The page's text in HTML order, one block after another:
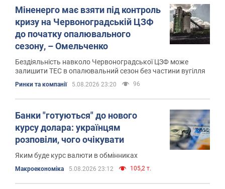
Міненерго має взяти під контроль
кризу на Червоноградській ЦЗФ
до початку опалювального
сезону, – Омельченко
Бездіяльність навколо Червоноградської ЦЗФ може
залишити ТЕС в опалювальний сезон без частини вугілля
Ринки та компанії 5.08.2026 23:20 96
Банки "готуються" до нового
курсу долара: українцям
розповіли, чого очікувати
Яким буде курс валюти в обмінниках
Mакроекономіка 5.08.2026 23:12 105,2 т.